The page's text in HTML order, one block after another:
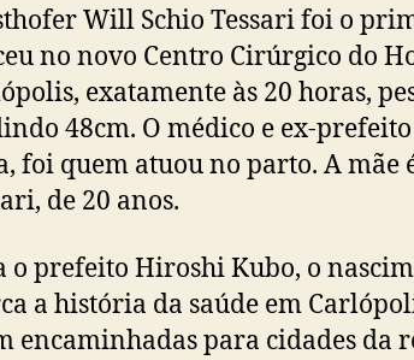
Will Schio Tessari foi o
no novo Centro Cirúrgico do
exatamente às 20 horas,
48cm. O médico e ex-
foi quem atuou no parto. A mãe
de 20 anos.
o prefeito Hiroshi Kubo, o
a história da saúde em
encaminhadas para cidades da